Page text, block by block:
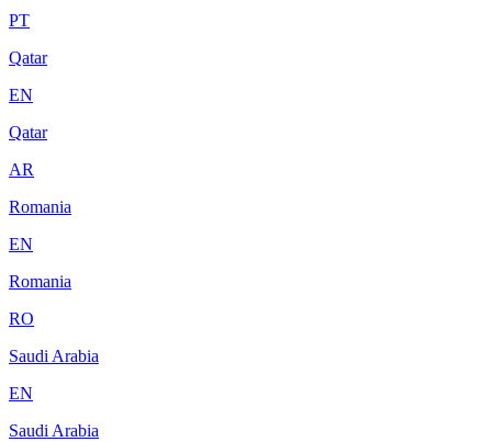
PT
Qatar
EN
Qatar
AR
Romania
EN
Romania
RO
Saudi Arabia
EN
Saudi Arabia